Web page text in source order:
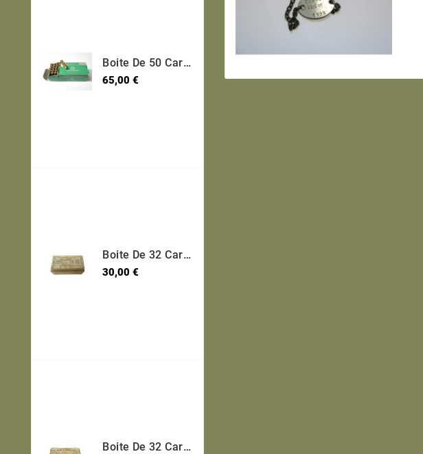
Boite De 50 Cartouches 30 USM1 Short Categorie C
65,00 €
Boite De 32 Cartouches 7.65 Long Etui Laiton Categorie B Ref 95
30,00 €
Boite De 32 Cartouches 7.65 Long Etui Laiton Categorie B Ref 30